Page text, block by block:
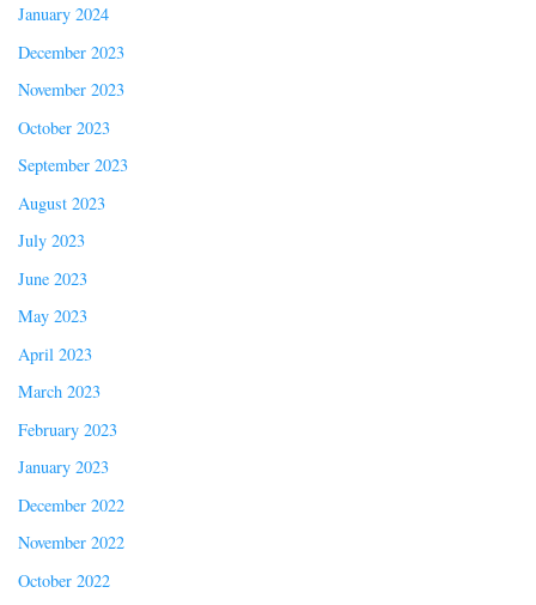
January 2024
December 2023
November 2023
October 2023
September 2023
August 2023
July 2023
June 2023
May 2023
April 2023
March 2023
February 2023
January 2023
December 2022
November 2022
October 2022